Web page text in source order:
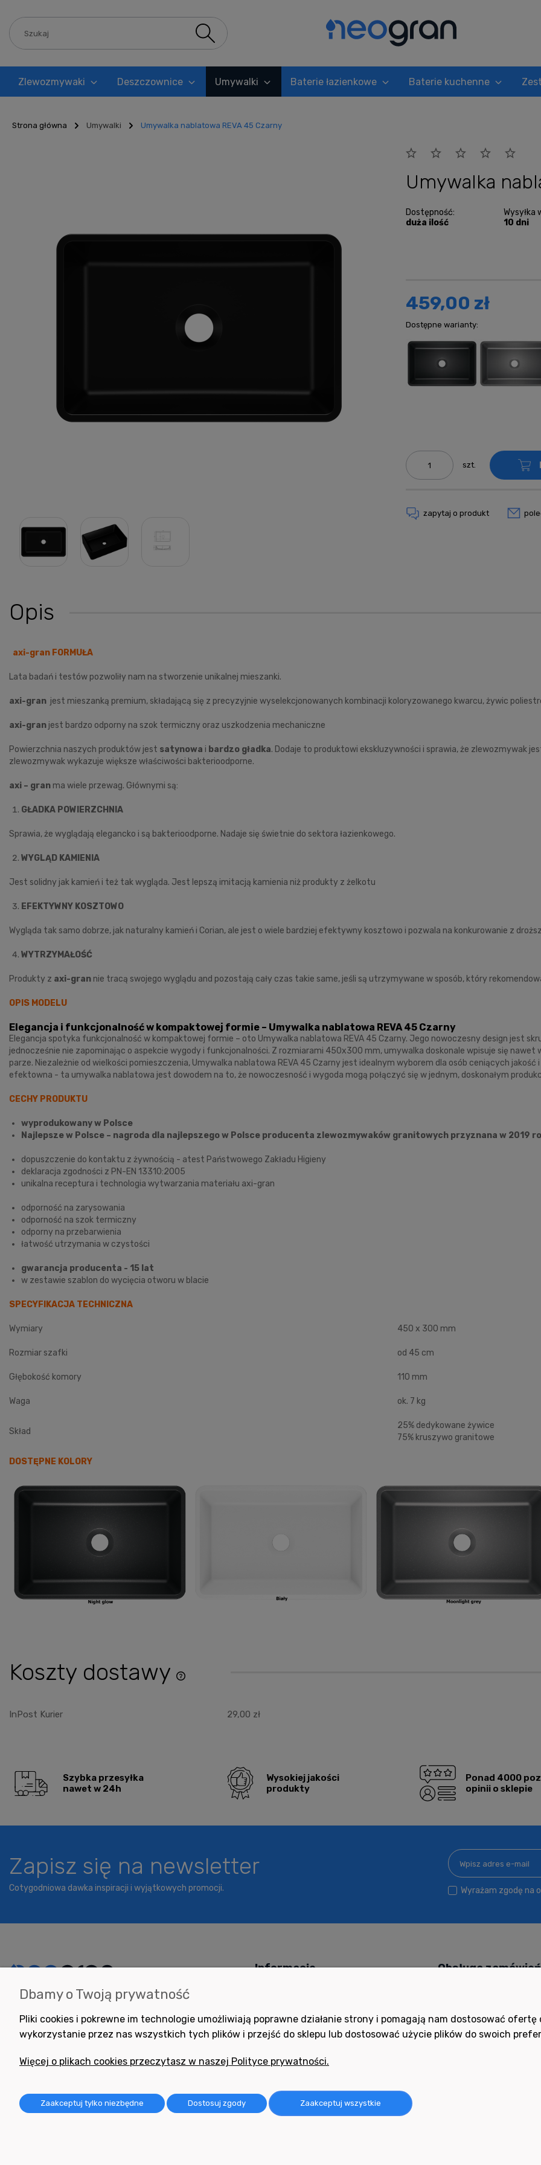
Zlewozmywaki Deszczownice Umywalki Baterie łazienkowe Baterie kuchenne
Strona główna Umywalki Umywalka nablatowa REVA 45 Czarny
Umywalka
Dostępność:
duża ilość
Wysyłka
10 dni
459,00 zł
Dostępne warianty:
szt.
zapytaj o produkt
Opis
axi-gran FORMUŁA
Lata badań i testów pozwoliły nam na stworzenie unikalnej mieszanki.
axi-gran jest mieszanką premium, składającą się z precyzyjnie wyselekcjonowanych kombinacji koloryzowanego kwarcu, żywic
axi-gran jest bardzo odporny na szok termiczny oraz uszkodzenia mechaniczne
Powierzchnia naszych produktów jest satynowa i bardzo gładka. Dodaje to produktowi ekskluzywności i sprawia, że zlewozmywak
zlewozmywak wykazuje większe właściwości bakterioodporne.
axi – gran ma wiele przewag. Głównymi są:
GŁADKA POWIERZCHNIA
Sprawia, że wyglądają elegancko i są bakterioodporne. Nadaje się świetnie do sektora łazienkowego.
WYGLĄD KAMIENIA
Jest solidny jak kamień i też tak wygląda. Jest lepszą imitacją kamienia niż produkty z żelkotu
EFEKTYWNY KOSZTOWO
Wygląda tak samo dobrze, jak naturalny kamień i Corian, ale jest o wiele bardziej efektywny kosztowo i pozwala na konkurowanie z
WYTRZYMAŁOŚĆ
Produkty z axi-gran nie tracą swojego wyglądu and pozostają cały czas takie same, jeśli są utrzymywane w sposób, który
OPIS MODELU
Elegancja i funkcjonalność w kompaktowej formie – Umywalka nablatowa REVA 45 Czarny
Elegancja spotyka funkcjonalność w kompaktowej formie – oto Umywalka nablatowa REVA 45 Czarny. Jego nowoczesny design jest
jednocześnie nie zapominając o aspekcie wygody i funkcjonalności. Z rozmiarami 450x300 mm, umywalka doskonale wpisuje się nawet
parze. Niezależnie od wielkości pomieszczenia, Umywalka nablatowa REVA 45 Czarny jest idealnym wyborem dla osób ceniących
efektowna - ta umywalka nablatowa jest dowodem na to, że nowoczesność i wygoda mogą połączyć się w jednym, doskonałym
CECHY PRODUKTU
wyprodukowany w Polsce
Najlepsze w Polsce – nagroda dla najlepszego w Polsce producenta zlewozmywaków granitowych przyznana w 2019
dopuszczenie do kontaktu z żywnością - atest Państwowego Zakładu Higieny
deklaracja zgodności z PN-EN 13310:2005
unikalna receptura i technologia wytwarzania materiału axi-gran
odporność na zarysowania
odporność na szok termiczny
odporny na przebarwienia
łatwość utrzymania w czystości
gwarancja producenta - 15 lat
w zestawie szablon do wycięcia otworu w blacie
SPECYFIKACJA TECHNICZNA
Wymiary 450 x 300 mm
Rozmiar szafki od 45 cm
Głębokość komory 110 mm
Waga ok. 7 kg
Skład
25% dedykowane żywice
75% kruszywo granitowe
DOSTĘPNE KOLORY
Koszty dostawy
InPost Kurier 29,00 zł
Szybka przesyłka
nawet w 24h
Wysokiej jakości
produkty
Ponad 4000
opinii o sklepie
Zapisz się na newsletter
Cotygodniowa dawka inspiracji i wyjątkowych promocji. Wyrażam zgodę na
Potrzebujesz pomocy
+48 791 806 804
Informacje
Polityka prywatności
Pomocne filmy
Regulamin
Obsługa zamówień
Czas realizacji
Formy płatności
Dbamy o Twoją prywatność
Pliki cookies i pokrewne im technologie umożliwiają poprawne działanie strony i pomagają nam dostosować
wykorzystanie przez nas wszystkich tych plików i przejść do sklepu lub dostosować użycie plików do swoich
Więcej o plikach cookies przeczytasz w naszej Polityce prywatności.
Zaakceptuj tylko niezbędne Dostosuj zgody Zaakceptuj wszystkie